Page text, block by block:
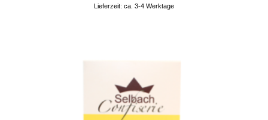
Lieferzeit: ca. 3-4 Werktage